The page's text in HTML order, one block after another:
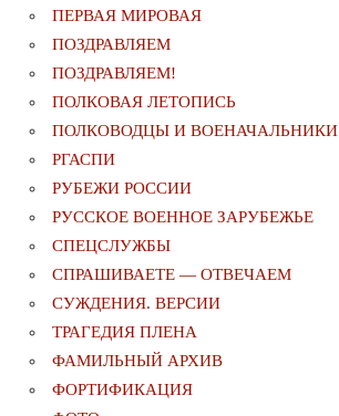
ПЕРВАЯ МИРОВАЯ
ПОЗДРАВЛЯЕМ
ПОЗДРАВЛЯЕМ!
ПОЛКОВАЯ ЛЕТОПИСЬ
ПОЛКОВОДЦЫ И ВОЕНАЧАЛЬНИКИ
РГАСПИ
РУБЕЖИ РОССИИ
РУССКОЕ ВОЕННОЕ ЗАРУБЕЖЬЕ
СПЕЦСЛУЖБЫ
СПРАШИВАЕТЕ — ОТВЕЧАЕМ
СУЖДЕНИЯ. ВЕРСИИ
ТРАГЕДИЯ ПЛЕНА
ФАМИЛЬНЫЙ АРХИВ
ФОРТИФИКАЦИЯ